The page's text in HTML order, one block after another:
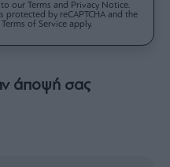
our Terms and Privacy Notice.
protected by reCAPTCHA and the
of Service apply.
άποψή σας